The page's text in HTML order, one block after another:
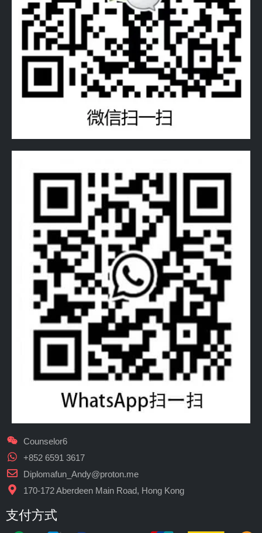
Counselor6
+852 6591 3617
Diplomafun_Andy@proton.me
170-172 Aberdeen Main Road, Hong Kong
支付方式